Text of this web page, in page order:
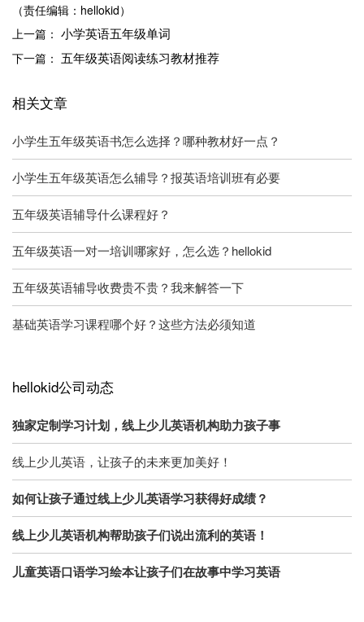
（责任编辑：hellokid）
上一篇： 小学英语五年级单词
下一篇： 五年级英语阅读练习教材推荐
相关文章
小学生五年级英语书怎么选择？哪种教材好一点？
小学生五年级英语怎么辅导？报英语培训班有必要
五年级英语辅导什么课程好？
五年级英语一对一培训哪家好，怎么选？hellokid
五年级英语辅导收费贵不贵？我来解答一下
基础英语学习课程哪个好？这些方法必须知道
hellokid公司动态
独家定制学习计划，线上少儿英语机构助力孩子事
线上少儿英语，让孩子的未来更加美好！
如何让孩子通过线上少儿英语学习获得好成绩？
线上少儿英语机构帮助孩子们说出流利的英语！
儿童英语口语学习绘本让孩子们在故事中学习英语